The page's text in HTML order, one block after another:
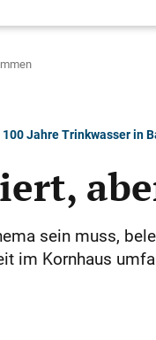
Jahre Trinkwasser in
sein muss,
im Kornhaus